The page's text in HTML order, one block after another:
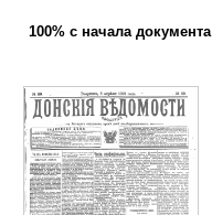
100% с начала документа